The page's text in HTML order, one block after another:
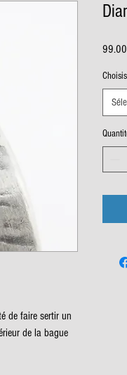
de faire sertir un
de la bague